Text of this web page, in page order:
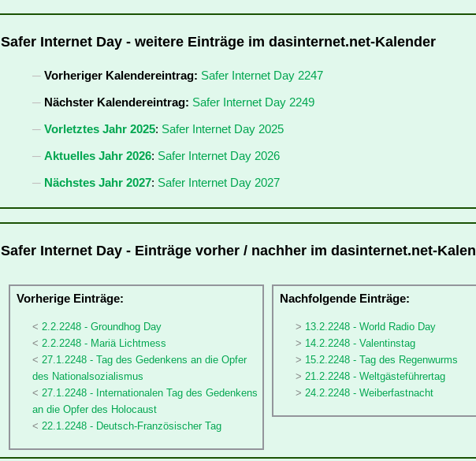
Safer Internet Day - weitere Einträge im dasinternet.net-Kalender
Vorheriger Kalendereintrag: Safer Internet Day 2247
Nächster Kalendereintrag: Safer Internet Day 2249
Vorletztes Jahr 2025: Safer Internet Day 2025
Aktuelles Jahr 2026: Safer Internet Day 2026
Nächstes Jahr 2027: Safer Internet Day 2027
Safer Internet Day - Einträge vorher / nachher im dasinternet.net-
Vorherige Einträge:
2.2.2248 - Groundhog Day
2.2.2248 - Mariä Lichtmess
27.1.2248 - Tag des Gedenkens an die Opfer
des Nationalsozialismus
27.1.2248 - Internationalen Tag des Gedenkens
an die Opfer des Holocaust
22.1.2248 - Deutsch-Französischer Tag
Nachfolgende Einträge:
13.2.2248 - World Radio Day
14.2.2248 - Valentinstag
15.2.2248 - Tag des Regenwurms
21.2.2248 - Weltgästeführertag
24.2.2248 - Weiberfastnacht